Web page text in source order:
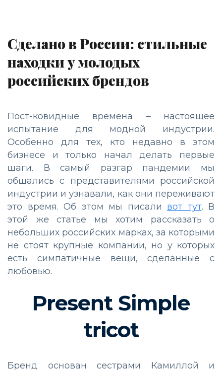
Сделано в России: стильные
находки у молодых
российских брендов
Пост-ковидные времена – настоящее
испытание для модной индустрии.
Особенно для тех, кто недавно в этом
бизнесе и только начал делать первые
шаги. В самый разгар пандемии мы
общались с представителями российской
индустрии и узнавали, как они переживают
это время. Об этом мы писали вот тут. В
этой же статье мы хотим рассказать о
небольших российских марках, за которыми
не стоят крупные компании, но у которых
есть симпатичные вещи, сделанные с
любовью.
Present Simple
tricot
Бренд основан сестрами Камиллой и